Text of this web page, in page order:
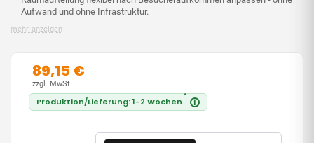
Aufwand und ohne Infrastruktur.
mehr anzeigen
89,15 €
Produktion/Lieferung: 1-2 Wochen *
i
zzgl. MwSt.